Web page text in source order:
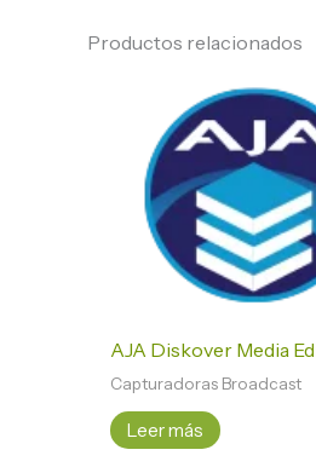
Productos relacionados
AJA Diskover Media
Capturadoras Broadcast
Leer más